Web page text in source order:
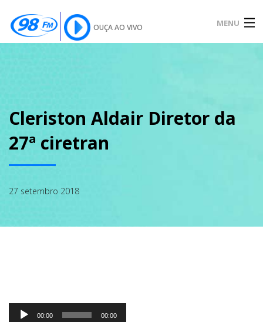
OUÇA AO VIVO MENU
SOBRE
Cleriston Aldair Diretor da
27ª ciretran
27 setembro 2018
Tocador
00:00 00:00